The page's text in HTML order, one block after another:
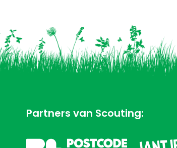
Partners van Scouting: